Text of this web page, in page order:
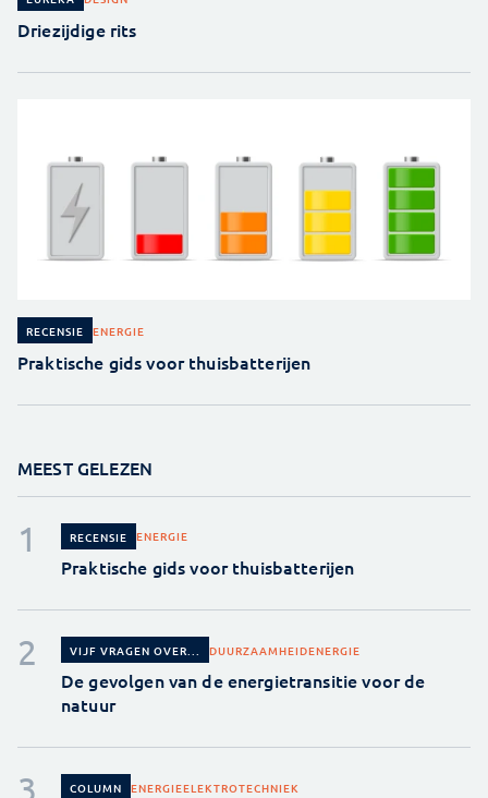
Driezijdige rits
RECENSIE ENERGIE
Praktische gids voor thuisbatterijen
MEEST GELEZEN
RECENSIE ENERGIE
Praktische gids voor thuisbatterijen
VIJF VRAGEN OVER... DUURZAAMHEIDENERGIE
De gevolgen van de energietransitie voor de
natuur
COLUMN ENERGIEELEKTROTECHNIEK